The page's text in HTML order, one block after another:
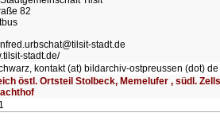
82
stadt.de
stadt.de/
kontakt (at) bildarchiv-ostpreussen (dot) de
östl. Ortsteil Stolbeck, Memelufer , südl.